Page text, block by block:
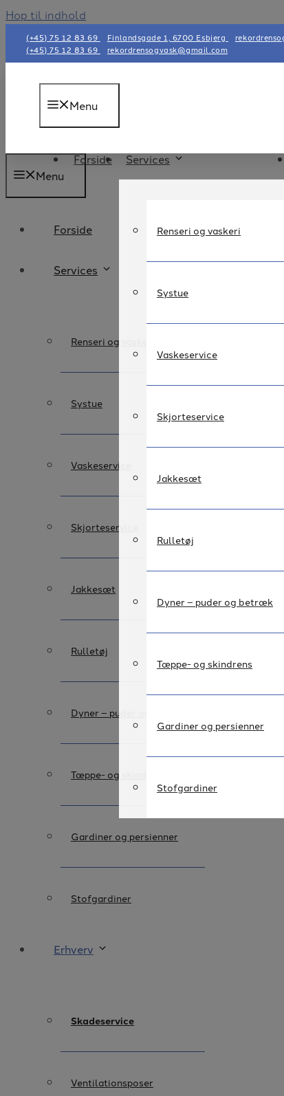
Hop til indhold
(+45) 75 12 83 69 Finlandsgade 1, 6700 Esbjerg
(+45) 75 12 83 69
rekordrensogvask@gmail.com
Menu
Forside Services
Renseri og vaskeri
Systue
Vaskeservice
Skjorteservice
Jakkesæt
Rulletøj
Dyner – puder og betræk
Tæppe- og skindrens
Gardiner og persienner
Stofgardiner
Menu
Forside
Services
Renseri og vaskeri
Systue
Vaskeservice
Skjorteservice
Jakkesæt
Rulletøj
Dyner – puder og betræk
Tæppe- og skindrens
Gardiner og persienner
Stofgardiner
Erhverv
Skadeservice
Ventilationsposer